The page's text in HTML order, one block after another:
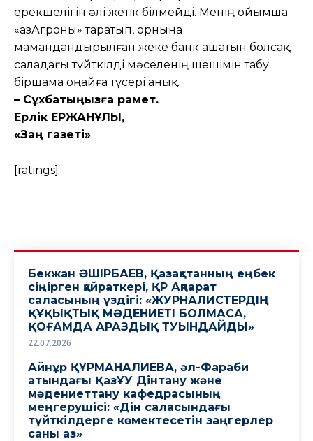
ерекшелігін әлі жетік білмейді. Менің ойымша
«ҚазАгроны» таратып, орнына
мамандандырылған жеке банк ашатын болсақ,
саладағы түйткілді мәселенің шешімін табу
біршама оңайға түсері анық.
– Сұхбатыңызға рақмет.
Ерлік ЕРЖАНҰЛЫ,
«Заң газеті»
[ratings]
Бекжан ӘШІРБАЕВ, Қазақстанның еңбек
сіңірген қайраткері, ҚР Ақпарат
саласының үздігі: «ЖУРНАЛИСТЕРДIҢ
ҚҰҚЫҚТЫҚ МƏДЕНИЕТI БОЛМАСА,
ҚОҒАМДА АРАЗДЫҚ ТУЫНДАЙДЫ»
22.07.2026
Айнұр ҚҰРМАНАЛИЕВА, әл-Фараби
атындағы ҚазҰУ Дінтану және
мәдениеттану кафедрасының
меңгерушісі: «Дін саласындағы
түйткілдерге көмектесетін заңгерлер
саны аз»